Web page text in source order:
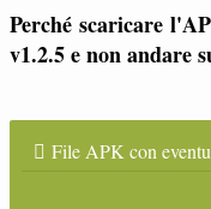
Perché scaricare
v1.2.5 e non andare
File APK con